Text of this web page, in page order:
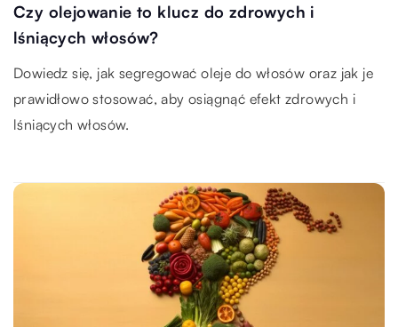
Czy olejowanie to klucz do zdrowych i
lśniących włosów?
Dowiedz się, jak segregować oleje do włosów oraz jak je
prawidłowo stosować, aby osiągnąć efekt zdrowych i
lśniących włosów.